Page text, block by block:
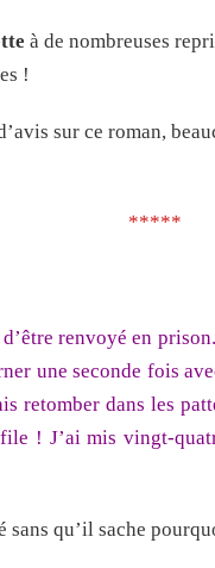
à de nombreuses
!
sur ce roman,
*****
renvoyé en
une seconde fois
retomber dans les
! J’ai mis vingt-
sans qu’il sache